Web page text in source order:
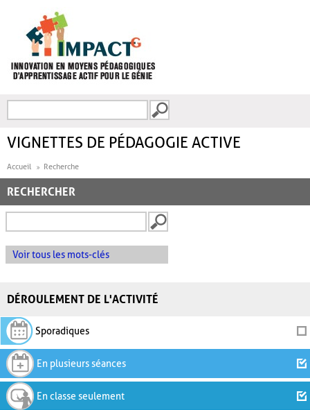
FORMULAIRE DE
VIGNETTES DE PÉDAGOGIE ACTIVE
Accueil Recherche
RECHERCHER
Voir tous les mots-clés
DÉROULEMENT DE L'ACTIVITÉ
Sporadiques
En plusieurs séances
En classe seulement